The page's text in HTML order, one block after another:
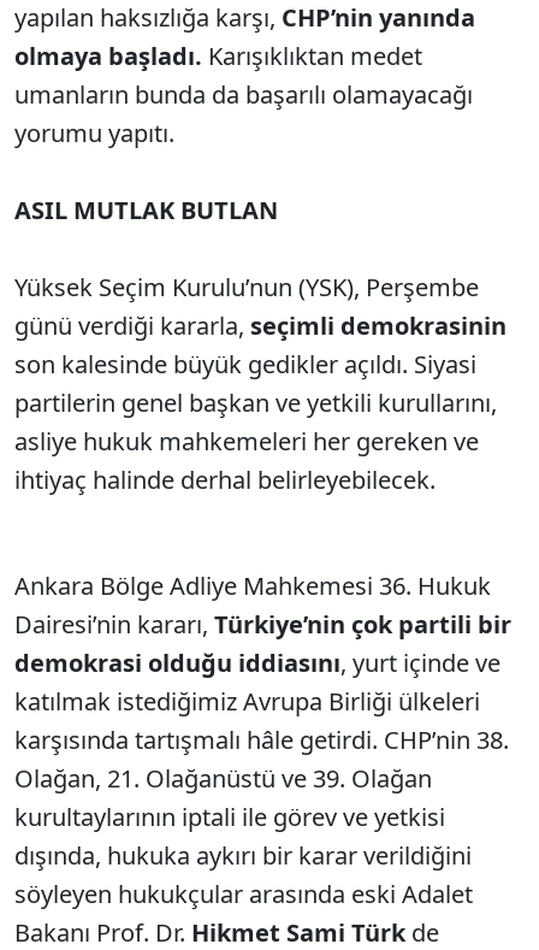
yapılan haksızlığa karşı, CHP’nin yanında
olmaya başladı. Karışıklıktan medet
umanların bunda da başarılı olamayacağı
yorumu yapıtı.
ASIL MUTLAK BUTLAN
Yüksek Seçim Kurulu’nun (YSK), Perşembe
günü verdiği kararla, seçimli demokrasinin
son kalesinde büyük gedikler açıldı. Siyasi
partilerin genel başkan ve yetkili kurullarını,
asliye hukuk mahkemeleri her gereken ve
ihtiyaç halinde derhal belirleyebilecek.
Ankara Bölge Adliye Mahkemesi 36. Hukuk
Dairesi’nin kararı, Türkiye’nin çok partili bir
demokrasi olduğu iddiasını, yurt içinde ve
katılmak istediğimiz Avrupa Birliği ülkeleri
karşısında tartışmalı hâle getirdi. CHP’nin 38.
Olağan, 21. Olağanüstü ve 39. Olağan
kurultaylarının iptali ile görev ve yetkisi
dışında, hukuka aykırı bir karar verildiğini
söyleyen hukukçular arasında eski Adalet
Bakanı Prof. Dr. Hikmet Sami Türkde